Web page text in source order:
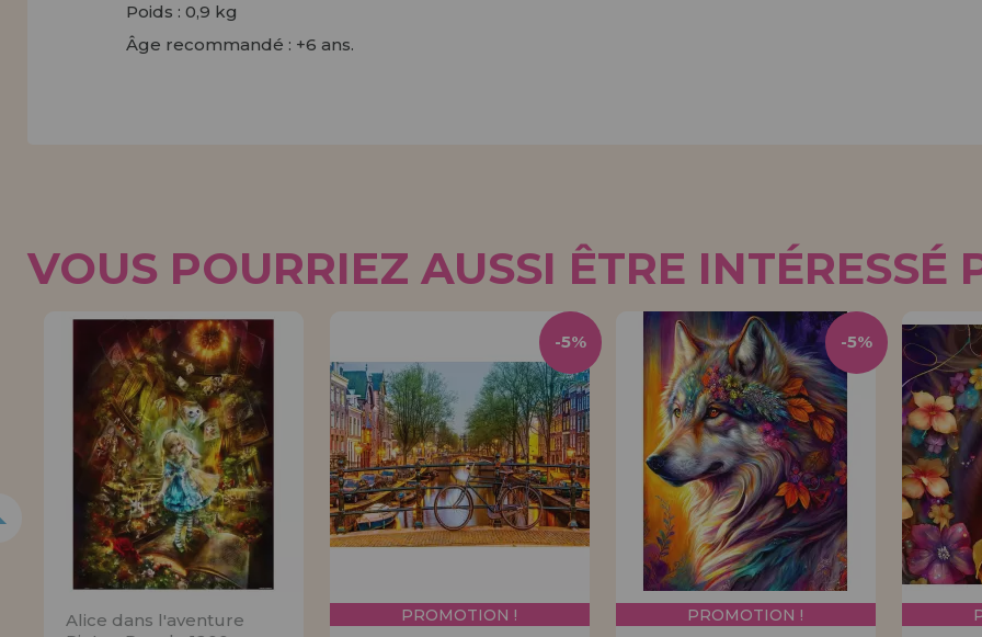
Poids : 0,9 kg
Âge recommandé : +6 ans.
VOUS POURRIEZ AUSSI ÊTRE INTÉRESSÉ
Alice dans l'aventure
PROMOTION !
-5%
PROMOTION !
-5%